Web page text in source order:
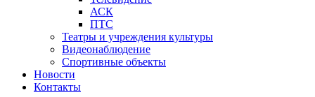
АСК
ПТС
Театры и учреждения культуры
Видеонаблюдение
Спортивные объекты
Новости
Контакты